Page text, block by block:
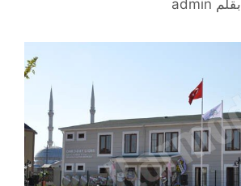
بقلم admin